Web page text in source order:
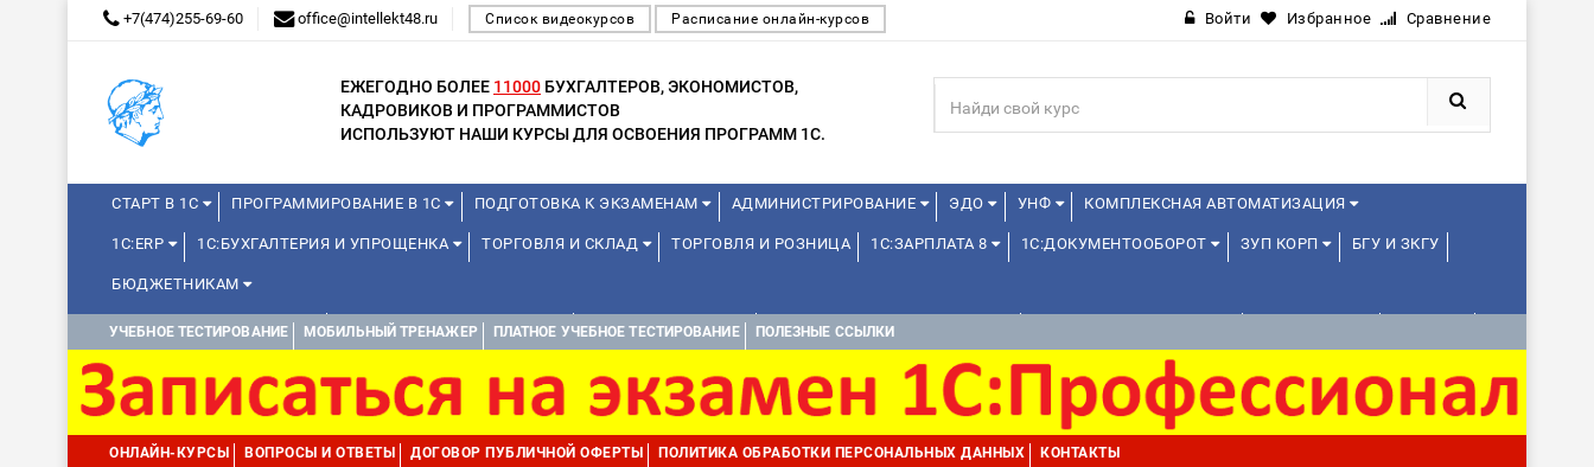
+7(474)255-69-60 office@intellekt48.ru Список видеокурсов Расписание онлайн-курсов Войти Избранное Сравнение
ЕЖЕГОДНО БОЛЕЕ 11000 БУХГАЛТЕРОВ, ЭКОНОМИСТОВ,
КАДРОВИКОВ И ПРОГРАММИСТОВ
ИСПОЛЬЗУЮТ НАШИ КУРСЫ ДЛЯ ОСВОЕНИЯ ПРОГРАММ 1С.
СТАРТ В 1С ПРОГРАММИРОВАНИЕ В 1С ПОДГОТОВКА К ЭКЗАМЕНАМ АДМИНИСТРИРОВАНИЕ ЭДО УНФ КОМПЛЕКСНАЯ АВТОМАТИЗАЦИЯ
1С:ERP 1С:БУХГАЛТЕРИЯ И УПРОЩЕНКА ТОРГОВЛЯ И СКЛАД ТОРГОВЛЯ И РОЗНИЦА 1С:ЗАРПЛАТА 8 1С:ДОКУМЕНТООБОРОТ ЗУП КОРП БГУ И ЗКГУ
БЮДЖЕТНИКАМ
КУРСЫ ДЛЯ ШКОЛЬНИКОВ ДИСТАНЦИОННАЯ ШКОЛА 1С ДЛЯ ШКОЛЬНИКОВ 1С:УПРАВЛЕНИЕ ХОЛДИНГОМ
1С:МЕДИЦИНА
УЧЕБНОЕ ТЕСТИРОВАНИЕ МОБИЛЬНЫЙ ТРЕНАЖЕР ПЛАТНОЕ УЧЕБНОЕ ТЕСТИРОВАНИЕ ПОЛЕЗНЫЕ ССЫЛКИ
ОНЛАЙН-КУРСЫ ВОПРОСЫ И ОТВЕТЫ ДОГОВОР ПУБЛИЧНОЙ ОФЕРТЫ ПОЛИТИКА ОБРАБОТКИ ПЕРСОНАЛЬНЫХ ДАННЫХ КОНТАКТЫ